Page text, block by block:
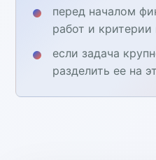
перед началом
работ и
если задача
разделить ее на